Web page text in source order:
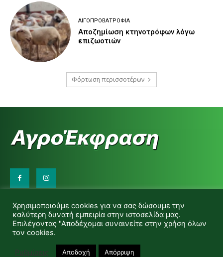
ΑΙΓΟΠΡΟΒΑΤΡΟΦΊΑ
Αποζημίωση κτηνοτρόφων λόγω
επιζωοτιών
Φόρτωση περισσοτέρων
Επικοινωνήστε μαζί μας:
d.makas@yahoo.gr
info@agrofitro.gr
Μακάς Ντίνος
Χρησιμοποιούμε cookies για να σας δώσουμε την
καλύτερη δυνατή εμπειρία στην ιστοσελίδα μας.
Επιλέγοντας "Αποδέχομαι συναινείτε στην χρήση όλων
τον cookies.
Ρυθμίσεις Αποδοχή Απόρριψη